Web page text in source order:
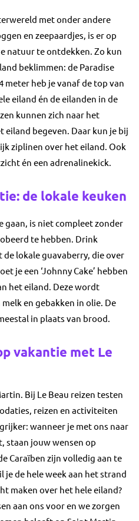
met onder andere
en zeepaardjes, is er op
natuur te ontdekken. Zo kun
beklimmen: de Paradise
meter heb je vanaf de top van
eiland én de eilanden in de
kunnen zich naar het
eiland begeven. Daar kun je bij
ziplinen over het eiland. Ook
én een adrenalinekick.
de lokale keuken
gaan, is niet compleet zonder
te hebben. Drink
lokale guavaberry, die over
je een ‘Johnny Cake’ hebben
het eiland. Deze wordt
en gebakken in olie. De
in plaats van brood.
vakantie met Le
Bij Le Beau reizen testen
reizen en activiteiten
wanneer je met ons naar
staan jouw wensen op
Caraïben zijn volledig aan te
je de hele week aan het strand
maken over het hele eiland?
aan ons voor en we zorgen